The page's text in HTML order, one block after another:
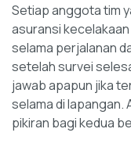
Setiap anggota tim
asuransi
selama perjalanan
setelah survei
jawab apapun jika
selama di lapangan.
pikiran bagi kedua